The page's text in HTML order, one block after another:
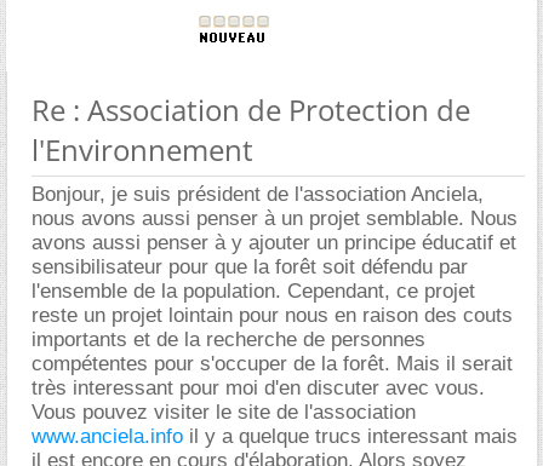
Re : Association de Protection de
l'Environnement
Bonjour, je suis président de l'association Anciela,
nous avons aussi penser à un projet semblable. Nous
avons aussi penser à y ajouter un principe éducatif et
sensibilisateur pour que la forêt soit défendu par
l'ensemble de la population. Cependant, ce projet
reste un projet lointain pour nous en raison des couts
importants et de la recherche de personnes
compétentes pour s'occuper de la forêt. Mais il serait
très interessant pour moi d'en discuter avec vous.
Vous pouvez visiter le site de l'association
www.anciela.info il y a quelque trucs interessant mais
il est encore en cours d'élaboration. Alors soyez